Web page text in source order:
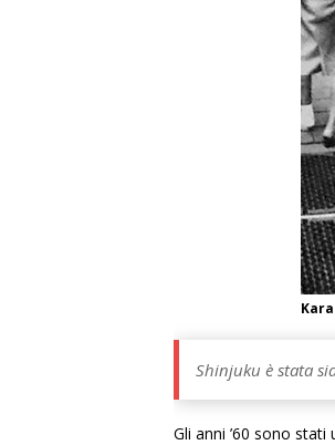
Shinjuku è stata
Gli anni ’60 sono